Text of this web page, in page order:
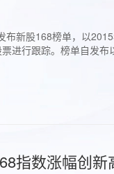
布新股168榜单，以
进行跟踪。榜单自发
指数涨幅创新